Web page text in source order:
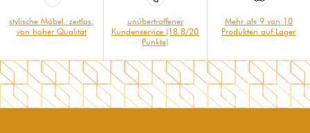
stylische Möbel, zeitlos,
von hoher Qualität
unübertroffener
Kundenservice (18.8/20
Punkte)
Mehr als 9 von 10
Produkten auf Lager